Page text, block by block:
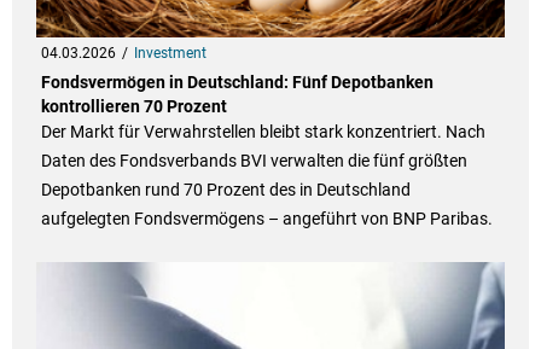
04.03.2026 Investment
Fondsvermögen in Deutschland: Fünf Depotbanken
kontrollieren 70 Prozent
Der Markt für Verwahrstellen bleibt stark konzentriert. Nach
Daten des Fondsverbands BVI verwalten die fünf größten
Depotbanken rund 70 Prozent des in Deutschland
aufgelegten Fondsvermögens – angeführt von BNP Paribas.